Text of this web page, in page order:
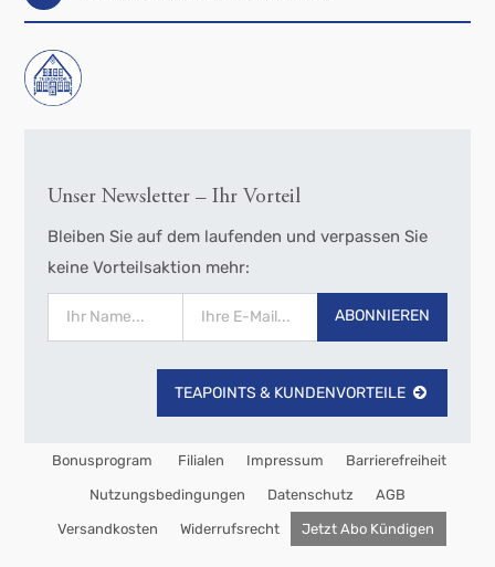
Unser Newsletter – Ihr Vorteil
Bleiben Sie auf dem laufenden und verpassen Sie
keine Vorteilsaktion mehr:
ABONNIEREN
TEAPOINTS & KUNDENVORTEILE
Bonusprogram Filialen Impressum Barrierefreiheit
Nutzungsbedingungen Datenschutz AGB
Versandkosten Widerrufsrecht Jetzt Abo Kündigen